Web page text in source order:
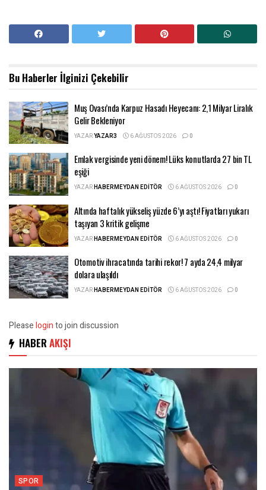
Bu Haberler İlginizi Çekebilir
Muş Ovası’nda Karpuz Hasadı Heyecanı: 2,1 Milyar Liralık
Gelir Bekleniyor
YAZARYAZAR3 6 AĞUSTOS 2026 0
Emlak vergisinde yeni dönem! Lüks konutlarda 27 bin TL
eşiği
YAZARHABERMEYDAN EDITÖR 6 AĞUSTOS 2026 0
Altında haftalık yükseliş yüzde 6’yı aştı! Fiyatları yukarı
taşıyan 3 kritik gelişme
YAZARHABERMEYDAN EDITÖR 6 AĞUSTOS 2026 0
Otomotiv ihracatında tarihi rekor! 7 ayda 24,4 milyar
dolara ulaşıldı
YAZARHABERMEYDAN EDITÖR 6 AĞUSTOS 2026 0
Pleaseloginto join discussion
HABER AKIŞI
SPOR